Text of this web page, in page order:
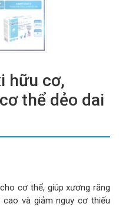
hữu cơ,
thể dẻo dai
cơ thể, giúp xương răng
và giảm nguy cơ thiếu